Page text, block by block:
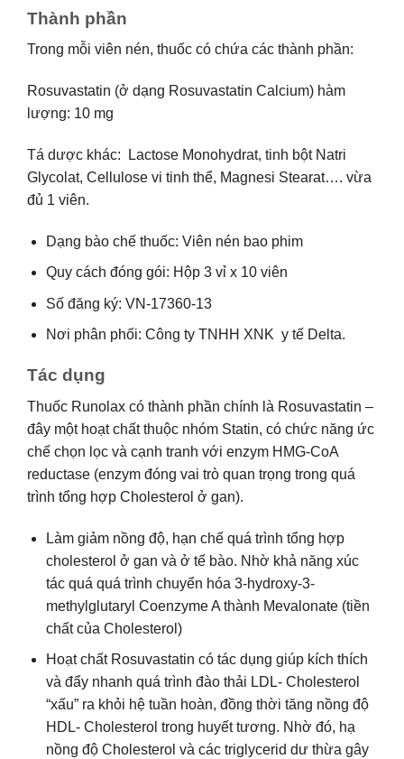
Thành phần
Trong mỗi viên nén, thuốc có chứa các thành phần:
Rosuvastatin (ở dạng Rosuvastatin Calcium) hàm
lượng: 10 mg
Tá dược khác: Lactose Monohydrat, tinh bột Natri
Glycolat, Cellulose vi tinh thể, Magnesi Stearat…. vừa
đủ 1 viên.
Dạng bào chế thuốc: Viên nén bao phim
Quy cách đóng gói: Hộp 3 vỉ x 10 viên
Số đăng ký: VN-17360-13
Nơi phân phối: Công ty TNHH XNK y tế Delta.
Tác dụng
Thuốc Runolax có thành phần chính là Rosuvastatin –
đây một hoạt chất thuộc nhóm Statin, có chức năng ức
chế chọn lọc và cạnh tranh với enzym HMG-CoA
reductase (enzym đóng vai trò quan trọng trong quá
trình tổng hợp Cholesterol ở gan).
Làm giảm nồng độ, hạn chế quá trình tổng hợp
cholesterol ở gan và ở tế bào. Nhờ khả năng xúc
tác quá quá trình chuyển hóa 3-hydroxy-3-
methylglutaryl Coenzyme A thành Mevalonate (tiền
chất của Cholesterol)
Hoạt chất Rosuvastatin có tác dụng giúp kích thích
và đẩy nhanh quá trình đào thải LDL- Cholesterol
“xấu” ra khỏi hệ tuần hoàn, đồng thời tăng nồng độ
HDL- Cholesterol trong huyết tương. Nhờ đó, hạ
nồng độ Cholesterol và các triglycerid dư thừa gây